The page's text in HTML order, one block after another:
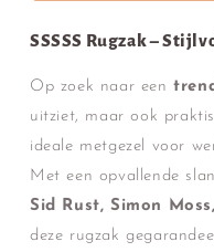
SSSSS Rugzak –
Op zoek naar een
uitziet, maar ook
ideale metgezel voor
Met een opvallende
Sid Rust, Simon
deze rugzak